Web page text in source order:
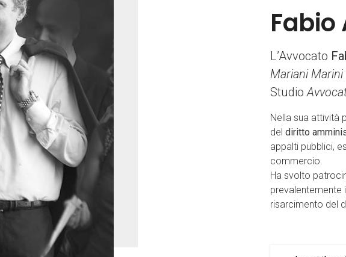
Fabio
L’Avvocato
Mariani Marini
Studio
Nella sua attività
del diritto
appalti pubblici,
commercio.
Ha svolto
prevalentemente
risarcimento del